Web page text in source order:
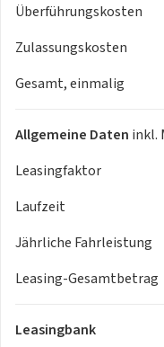
typischerweise zu
wenden Sie sich bitte
Bitte fragen Sie das
Überführungskosten
Zulassungskosten
Gesamt, einmalig
Allgemeine Daten inkl.
Leasingfaktor
Laufzeit
Jährliche Fahrleistung
Leasing-Gesamtbetrag
Leasingbank